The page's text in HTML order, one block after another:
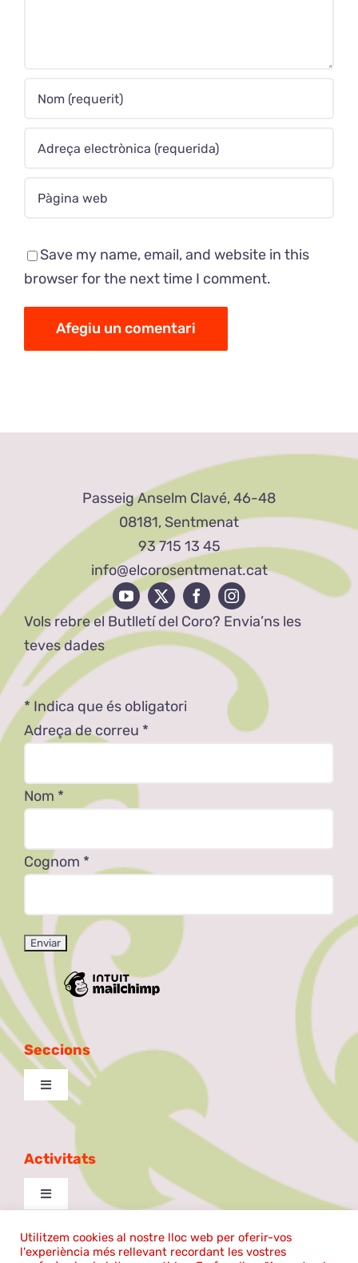
Save my name, email, and website in this
browser for the next time I comment.
Passeig Anselm Clavé, 46-48
08181, Sentmenat
93 715 13 45
info@elcorosentmenat.cat
Vols rebre el Butlletí del Coro? Envia’ns les
teves dades
* Indica que és obligatori
Adreça de correu *
Nom *
Cognom *
Seccions
Toggle
Navigation
Excursionista
Taula de Debat
La Patilla
Activitats
Toggle
Navigation
cantem
Utilitzem cookies al nostre lloc web per oferir-vos
l'experiència més rellevant recordant les vostres